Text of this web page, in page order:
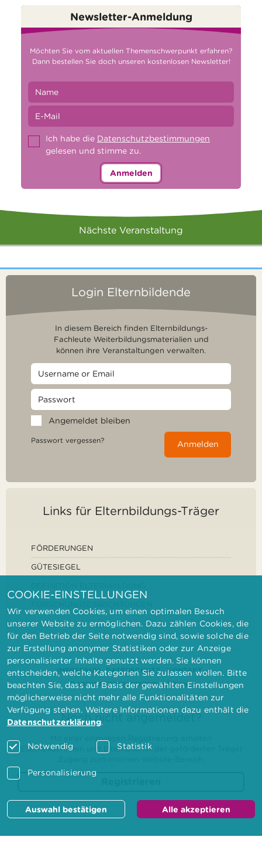
Newsletter-Anmeldung
Möchten Sie vom aktuellen Themenschwerpunkt erfahren?
Dann bestellen Sie doch unseren kostenlosen Newsletter!
Ich habe die Datenschutzbestimmungen
gelesen und stimme zu.
Anmelden
Nächste Veranstaltung
Login Elternbildende
In diesem Bereich finden Elternbildungs-
Fachleute Weiterbildungsmaterialien und
können ihre Veranstaltungen verwalten.
Angemeldet bleiben
Passwort vergessen? Anmelden
Links für Elternbildungs-Träger
FÖRDERUNGEN
GÜTESIEGEL
IMPRESSUM DATENSCHUTZ
KONTAKT
BARRIEREFREIHEITSERKLÄRUNG
Noch nicht angemeldet?
Elternbilderinnen und Elternbildner der geförderten Träger
COOKIE-EINSTELLUNGEN
Wir verwenden Cookies, um einen optimalen Besuch
unserer Website zu ermöglichen. Dazu zählen Cookies, die
für den Betrieb der Seite notwendig sind, sowie solche die
zur Erstellung anonymer Statistiken oder zur Anzeige
personalisierter Inhalte genutzt werden. Sie können
entscheiden, welche Kategorien Sie zulassen wollen. Bitte
beachten Sie, dass auf Basis der gewählten Einstellungen
möglicherweise nicht mehr alle Funktionalitäten zur
Verfügung stehen. Weitere Informationen dazu enthält die
Datenschutzerklärung.
Notwendig Statistik
Personalisierung
Auswahl bestätigen Alle akzeptieren